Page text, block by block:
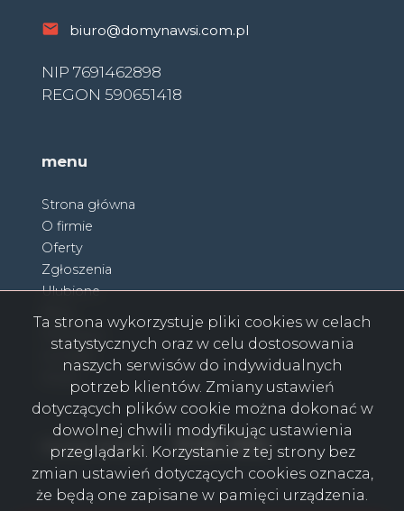
biuro@domynawsi.com.pl
NIP 7691462898
REGON 590651418
menu
Strona główna
O firmie
Oferty
Zgłoszenia
Ulubione
Kontakt
social media Facebook
Facebook
Facebook
Facebook
Facebook
Facebook
Facebook
Ta strona wykorzystuje pliki cookies w celach
statystycznych oraz w celu dostosowania
naszych serwisów do indywidualnych
potrzeb klientów. Zmiany ustawień
dotyczących plików cookie można dokonać w
dowolnej chwili modyfikując ustawienia
przeglądarki. Korzystanie z tej strony bez
zmian ustawień dotyczących cookies oznacza,
że będą one zapisane w pamięci urządzenia.